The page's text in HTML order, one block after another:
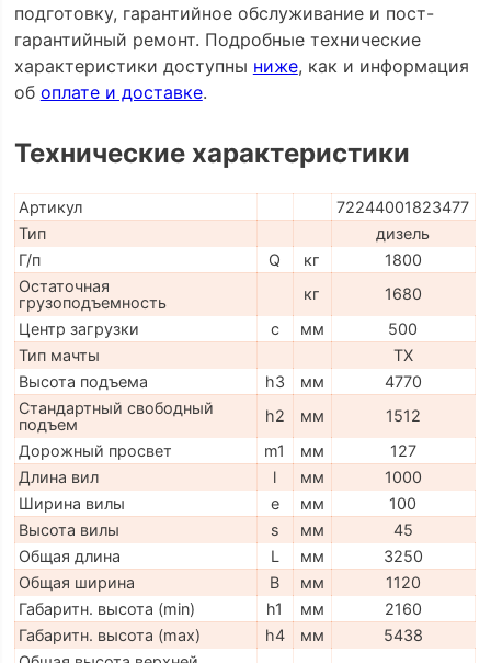
подготовку, гарантийное обслуживание и пост-
гарантийный ремонт. Подробные технические
характеристики доступны ниже, как и информация
об оплате и доставке.
Технические характеристики
Артикул
72244001823477
Тип
дизель
Г/п
Q кг
1800
Остаточная
грузоподъемность
кг
1680
Центр загрузки
c мм
500
Тип мачты
TX
Высота подъема
h3 мм
4770
Стандартный свободный
подъем
h2 мм
1512
Дорожный просвет
m1 мм
127
Длина вил
l мм
1000
Ширина вилы
e мм
100
Высота вилы
s мм
45
Общая длина
L мм
3250
Общая ширина
B мм
1120
Габаритн. высота (min)
h1 мм
2160
Габаритн. высота (max)
h4 мм
5438